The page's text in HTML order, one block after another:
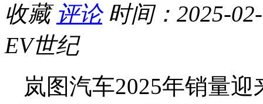
收藏 评论 时间：2025-
EV世纪
岚图汽车2025年销量